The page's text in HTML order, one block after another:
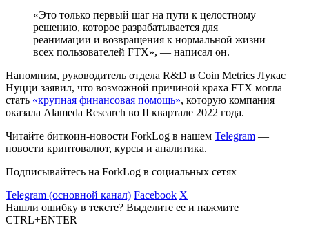
«Это только первый шаг на пути к целостному
решению, которое разрабатывается для
реанимации и возвращения к нормальной жизни
всех пользователей FTX», — написал он.
Напомним, руководитель отдела R&D в Coin Metrics Лукас
Нуцци заявил, что возможной причиной краха FTX могла
стать «крупная финансовая помощь», которую компания
оказала Alameda Research во II квартале 2022 года.
Читайте биткоин-новости ForkLog в нашем Telegram —
новости криптовалют, курсы и аналитика.
Подписывайтесь на ForkLog в социальных сетях
Telegram (основной канал) Facebook X
Нашли ошибку в тексте? Выделите ее и нажмите
CTRL+ENTER